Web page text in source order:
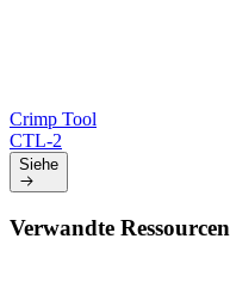
Crimp Tool
CTL-2
Siehe
Verwandte Ressourcen